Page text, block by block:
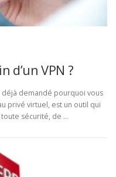
d’un VPN ?
demandé pourquoi vous
privé virtuel, est un outil qui
sécurité, de …